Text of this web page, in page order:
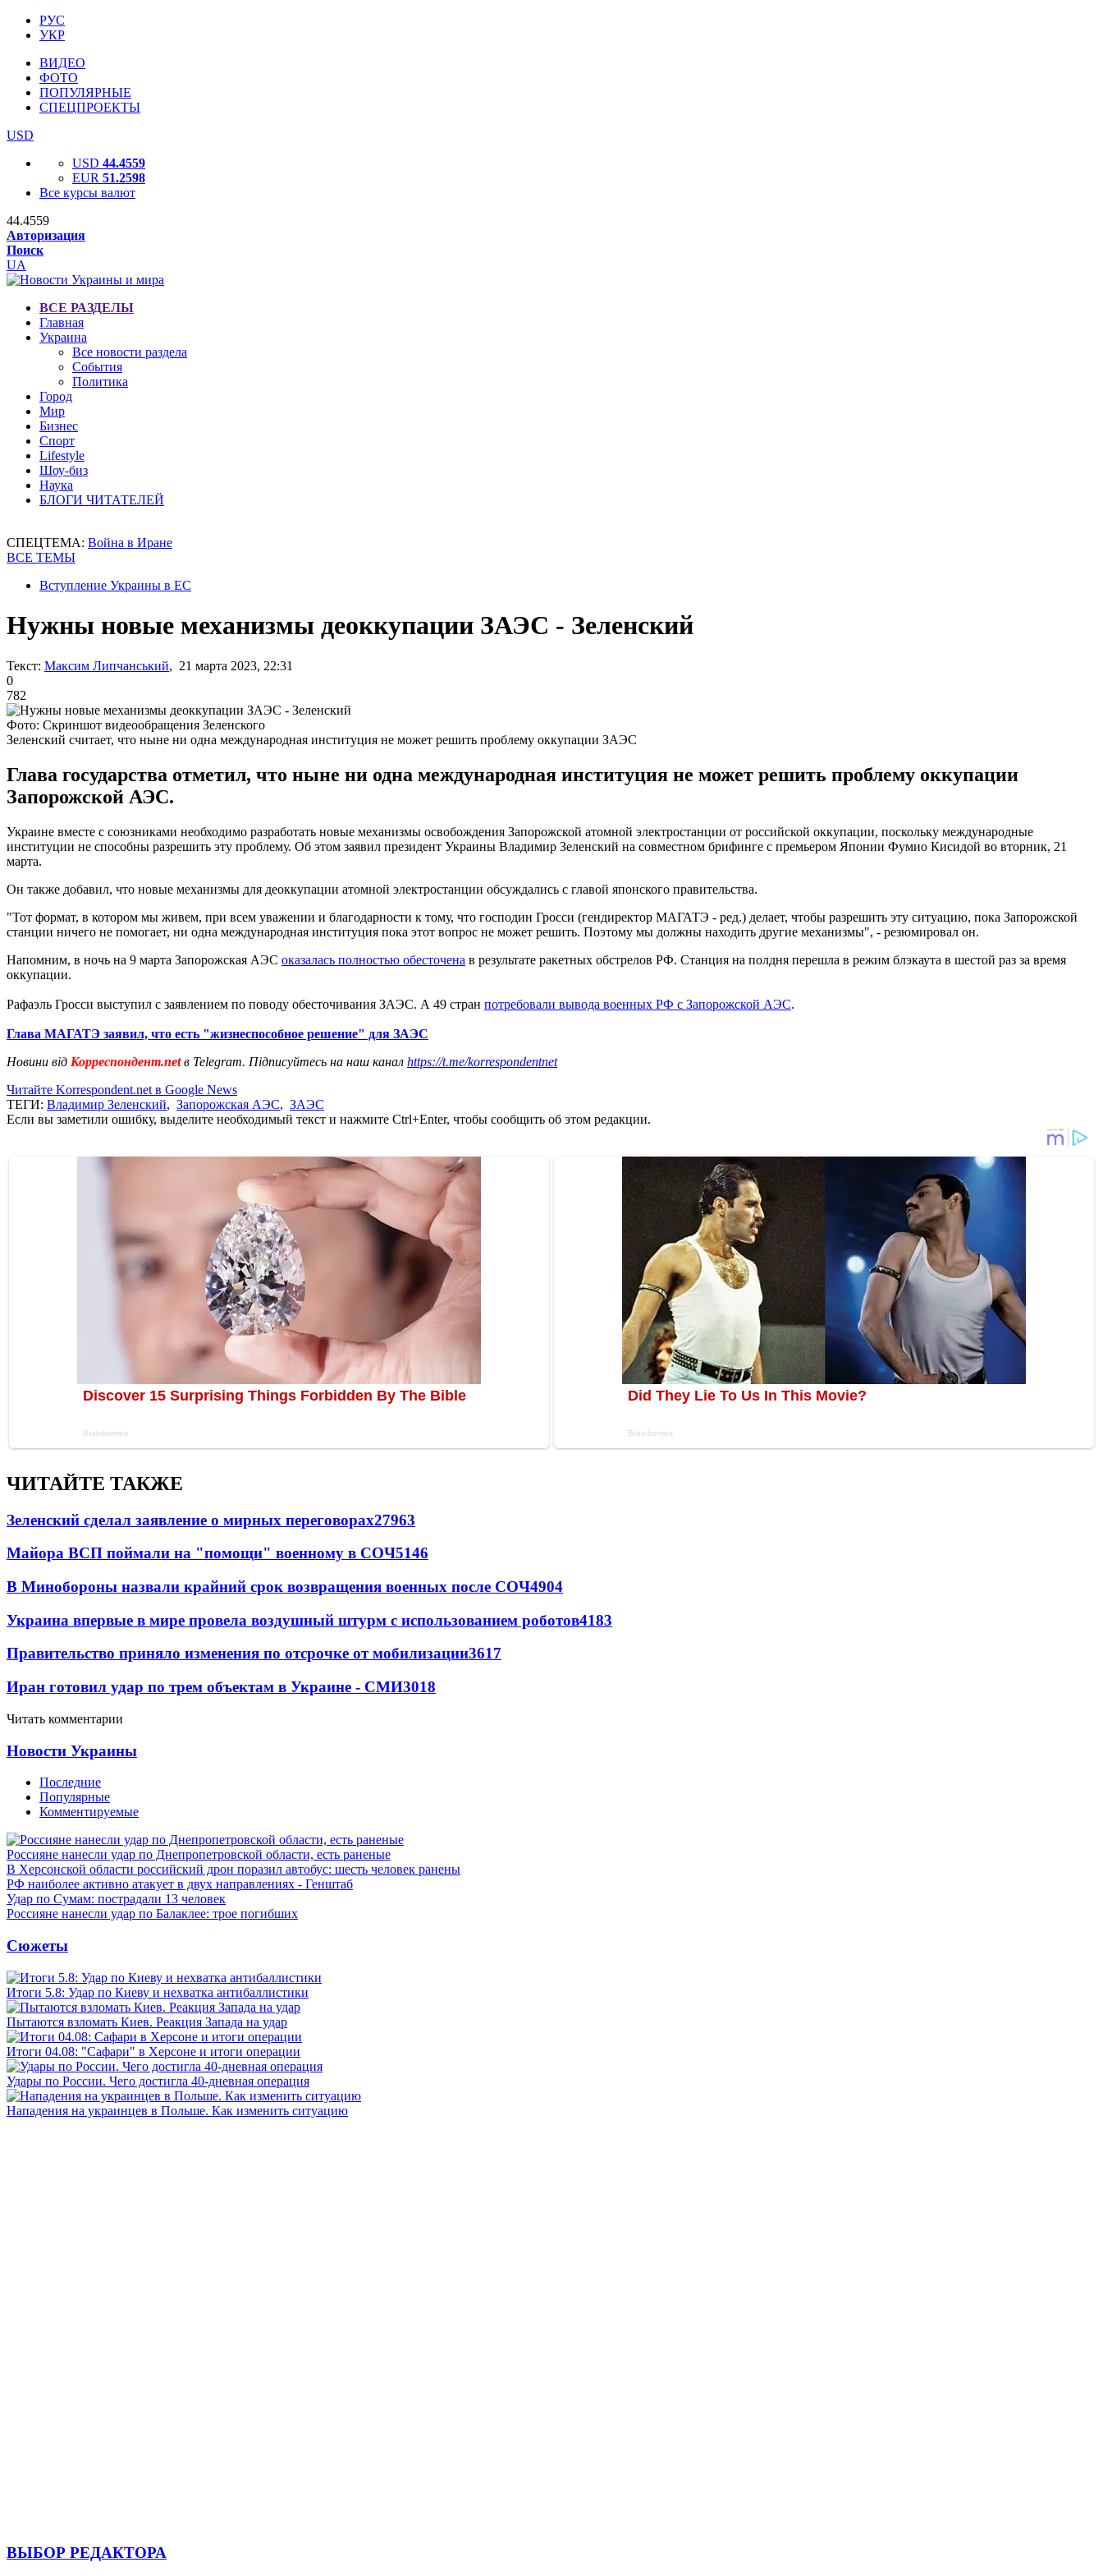
РУС
УКР
ВИДЕО
ФОТО
ПОПУЛЯРНЫЕ
СПЕЦПРОЕКТЫ
USD
USD 44.4559
EUR 51.2598
Все курсы валют
44.4559
Авторизация
Поиск
UA
ВСЕ РАЗДЕЛЫ
Главная
Украина
Все новости раздела
События
Политика
Город
Мир
Бизнес
Спорт
Lifestyle
Шоу-биз
Наука
БЛОГИ ЧИТАТЕЛЕЙ
СПЕЦТЕМА: Война в Иране
ВСЕ ТЕМЫ
Вступление Украины в ЕС
Нужны новые механизмы деоккупации ЗАЭС - Зеленский
Текст: Максим Липчанський, 21 марта 2023, 22:31
0
782
Фото: Скриншот видеообращения Зеленского
Зеленский считает, что ныне ни одна международная институция не может решить проблему оккупации ЗАЭС
Глава государства отметил, что ныне ни одна международная институция не может решить проблему оккупации
Запорожской АЭС.
Украине вместе с союзниками необходимо разработать новые механизмы освобождения Запорожской атомной электростанции от российской оккупации, поскольку международные
институции не способны разрешить эту проблему. Об этом заявил президент Украины Владимир Зеленский на совместном брифинге с премьером Японии Фумио Кисидой во вторник, 21
марта.
Он также добавил, что новые механизмы для деоккупации атомной электростанции обсуждались с главой японского правительства.
"Тот формат, в котором мы живем, при всем уважении и благодарности к тому, что господин Гросси (гендиректор МАГАТЭ - ред.) делает, чтобы разрешить эту ситуацию, пока Запорожской
станции ничего не помогает, ни одна международная институция пока этот вопрос не может решить. Поэтому мы должны находить другие механизмы", - резюмировал он.
Напомним, в ночь на 9 марта Запорожская АЭС оказалась полностью обесточена в результате ракетных обстрелов РФ. Станция на полдня перешла в режим блэкаута в шестой раз за время
оккупации.
Рафаэль Гросси выступил с заявлением по поводу обесточивания ЗАЭС. А 49 стран потребовали вывода военных РФ с Запорожской АЭС.
Глава МАГАТЭ заявил, что есть "жизнеспособное решение" для ЗАЭС
Новини від Корреспондент.netв Telegram. Підписуйтесь на наш канал https://t.me/korrespondentnet
Читайте Korrespondent.net в Google News
ТЕГИ: Владимир Зеленский, Запорожская АЭС, ЗАЭС
Если вы заметили ошибку, выделите необходимый текст и нажмите Ctrl+Enter, чтобы сообщить об этом редакции.
ЧИТАЙТЕ ТАКЖЕ
Зеленский сделал заявление о мирных переговорах27963
Майора ВСП поймали на "помощи" военному в СОЧ5146
В Минобороны назвали крайний срок возвращения военных после СОЧ4904
Украина впервые в мире провела воздушный штурм с использованием роботов4183
Правительство приняло изменения по отсрочке от мобилизации3617
Иран готовил удар по трем объектам в Украине - СМИ3018
Читать комментарии
Новости Украины
Последние
Популярные
Комментируемые
Россияне нанесли удар по Днепропетровской области, есть раненые
В Херсонской области российский дрон поразил автобус: шесть человек ранены
РФ наиболее активно атакует в двух направлениях - Генштаб
Удар по Сумам: пострадали 13 человек
Россияне нанесли удар по Балаклее: трое погибших
Сюжеты
Итоги 5.8: Удар по Киеву и нехватка антибаллистики
Пытаются взломать Киев. Реакция Запада на удар
Итоги 04.08: "Сафари" в Херсоне и итоги операции
Удары по России. Чего достигла 40-дневная операция
Нападения на украинцев в Польше. Как изменить ситуацию
ВЫБОР РЕДАКТОРА